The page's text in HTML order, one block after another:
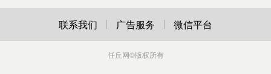
联系我们 广告服务 微信平台
任丘网©版权所有